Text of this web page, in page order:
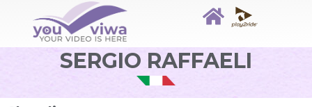
SERGIO RAFFAELI